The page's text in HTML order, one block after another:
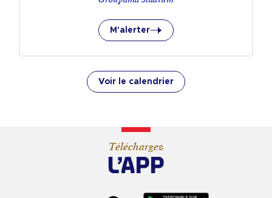
M'alerter
Voir le calendrier
Téléchargez
L’APP